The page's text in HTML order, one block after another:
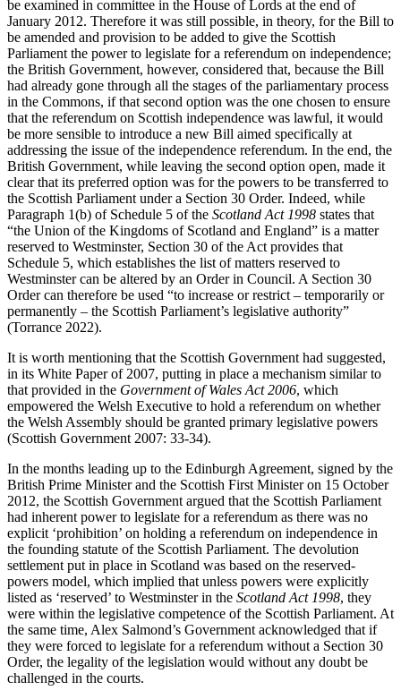
be examined in committee in the House of Lords at the end of
January 2012. Therefore it was still possible, in theory, for the Bill to
be amended and provision to be added to give the Scottish
Parliament the power to legislate for a referendum on independence;
the British Government, however, considered that, because the Bill
had already gone through all the stages of the parliamentary process
in the Commons, if that second option was the one chosen to ensure
that the referendum on Scottish independence was lawful, it would
be more sensible to introduce a new Bill aimed specifically at
addressing the issue of the independence referendum. In the end, the
British Government, while leaving the second option open, made it
clear that its preferred option was for the powers to be transferred to
the Scottish Parliament under a Section 30 Order. Indeed, while
Paragraph 1(b) of Schedule 5 of the Scotland Act 1998 states that
“the Union of the Kingdoms of Scotland and England” is a matter
reserved to Westminster, Section 30 of the Act provides that
Schedule 5, which establishes the list of matters reserved to
Westminster can be altered by an Order in Council. A Section 30
Order can therefore be used “to increase or restrict – temporarily or
permanently – the Scottish Parliament’s legislative authority”
(Torrance 2022).
It is worth mentioning that the Scottish Government had suggested,
in its White Paper of 2007, putting in place a mechanism similar to
that provided in the Government of Wales Act 2006, which
empowered the Welsh Executive to hold a referendum on whether
the Welsh Assembly should be granted primary legislative powers
(Scottish Government 2007: 33-34).
In the months leading up to the Edinburgh Agreement, signed by the
British Prime Minister and the Scottish First Minister on 15 October
2012, the Scottish Government argued that the Scottish Parliament
had inherent power to legislate for a referendum as there was no
explicit ‘prohibition’ on holding a referendum on independence in
the founding statute of the Scottish Parliament. The devolution
settlement put in place in Scotland was based on the reserved-
powers model, which implied that unless powers were explicitly
listed as ‘reserved’ to Westminster in the Scotland Act 1998, they
were within the legislative competence of the Scottish Parliament. At
the same time, Alex Salmond’s Government acknowledged that if
they were forced to legislate for a referendum without a Section 30
Order, the legality of the legislation would without any doubt be
challenged in the courts.